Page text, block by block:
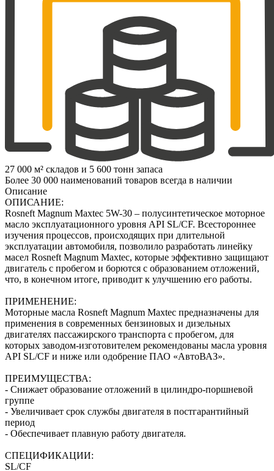
27 000 м² складов и 5 600 тонн запаса
Более 30 000 наименований товаров всегда в наличии
Описание
ОПИСАНИЕ:
Rosneft Magnum Maxtec 5W-30 – полусинтетическое моторное
масло эксплуатационного уровня API SL/CF. Всестороннее
изучения процессов, происходящих при длительной
эксплуатации автомобиля, позволило разработать линейку
масел Rosneft Magnum Maxtec, которые эффективно защищают
двигатель с пробегом и борются с образованием отложений,
что, в конечном итоге, приводит к улучшению его работы.
ПРИМЕНЕНИЕ:
Моторные масла Rosneft Magnum Maxtec предназначены для
применения в современных бензиновых и дизельных
двигателях пассажирского транспорта с пробегом, для
которых заводом-изготовителем рекомендованы масла уровня
API SL/CF и ниже или одобрение ПАО «АвтоВАЗ».
ПРЕИМУЩЕСТВА:
- Снижает образование отложений в цилиндро-поршневой
группе
- Увеличивает срок службы двигателя в постгарантийный
период
- Обеспечивает плавную работу двигателя.
СПЕЦИФИКАЦИИ:
SL/CF